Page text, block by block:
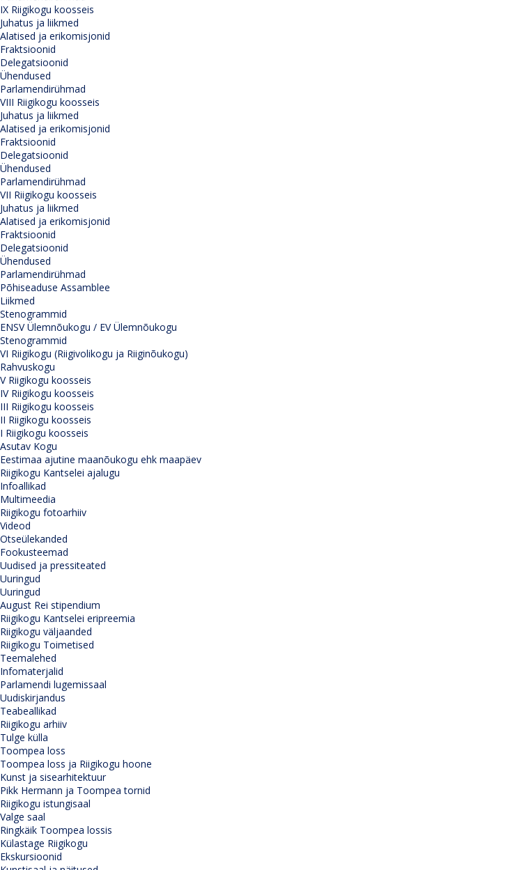
IX Riigikogu koosseis
Juhatus ja liikmed
Alatised ja erikomisjonid
Fraktsioonid
Delegatsioonid
Ühendused
Parlamendirühmad
VIII Riigikogu koosseis
Juhatus ja liikmed
Alatised ja erikomisjonid
Fraktsioonid
Delegatsioonid
Ühendused
Parlamendirühmad
VII Riigikogu koosseis
Juhatus ja liikmed
Alatised ja erikomisjonid
Fraktsioonid
Delegatsioonid
Ühendused
Parlamendirühmad
Põhiseaduse Assamblee
Liikmed
Stenogrammid
ENSV Ülemnõukogu / EV Ülemnõukogu
Stenogrammid
VI Riigikogu (Riigivolikogu ja Riiginõukogu)
Rahvuskogu
V Riigikogu koosseis
IV Riigikogu koosseis
III Riigikogu koosseis
II Riigikogu koosseis
I Riigikogu koosseis
Asutav Kogu
Eestimaa ajutine maanõukogu ehk maapäev
Riigikogu Kantselei ajalugu
Infoallikad
Multimeedia
Riigikogu fotoarhiiv
Videod
Otseülekanded
Fookusteemad
Uudised ja pressiteated
Uuringud
Uuringud
August Rei stipendium
Riigikogu Kantselei eripreemia
Riigikogu väljaanded
Riigikogu Toimetised
Teemalehed
Infomaterjalid
Parlamendi lugemissaal
Uudiskirjandus
Teabeallikad
Riigikogu arhiiv
Tulge külla
Toompea loss
Toompea loss ja Riigikogu hoone
Kunst ja sisearhitektuur
Pikk Hermann ja Toompea tornid
Riigikogu istungisaal
Valge saal
Ringkäik Toompea lossis
Külastage Riigikogu
Ekskursioonid